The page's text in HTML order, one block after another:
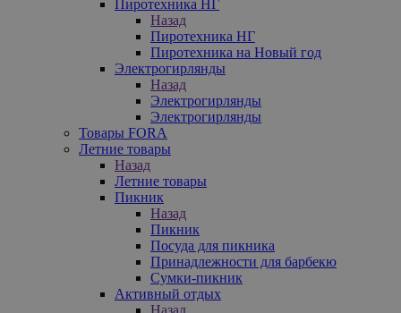
Пиротехника НГ
Назад
Пиротехника НГ
Пиротехника на Новый год
Электрогирлянды
Назад
Электрогирлянды
Электрогирлянды
Товары FORA
Летние товары
Назад
Летние товары
Пикник
Назад
Пикник
Посуда для пикника
Принадлежности для барбекю
Сумки-пикник
Активный отдых
Назад